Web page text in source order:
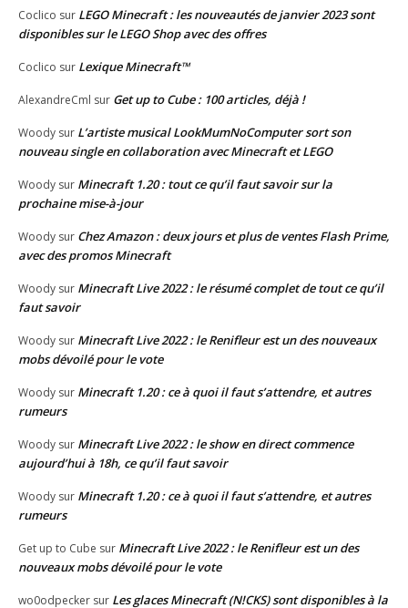
Coclico sur LEGO Minecraft : les nouveautés de janvier 2023 sont
disponibles sur le LEGO Shop avec des offres
Coclico sur Lexique Minecraft™
AlexandreCml sur Get up to Cube : 100 articles, déjà !
Woody sur L’artiste musical LookMumNoComputer sort son
nouveau single en collaboration avec Minecraft et LEGO
Woody sur Minecraft 1.20 : tout ce qu’il faut savoir sur la
prochaine mise-à-jour
Woody sur Chez Amazon : deux jours et plus de ventes Flash Prime,
avec des promos Minecraft
Woody sur Minecraft Live 2022 : le résumé complet de tout ce qu’il
faut savoir
Woody sur Minecraft Live 2022 : le Renifleur est un des nouveaux
mobs dévoilé pour le vote
Woody sur Minecraft 1.20 : ce à quoi il faut s’attendre, et autres
rumeurs
Woody sur Minecraft Live 2022 : le show en direct commence
aujourd’hui à 18h, ce qu’il faut savoir
Woody sur Minecraft 1.20 : ce à quoi il faut s’attendre, et autres
rumeurs
Get up to Cube sur Minecraft Live 2022 : le Renifleur est un des
nouveaux mobs dévoilé pour le vote
wo0odpecker sur Les glaces Minecraft (N!CKS) sont disponibles à la